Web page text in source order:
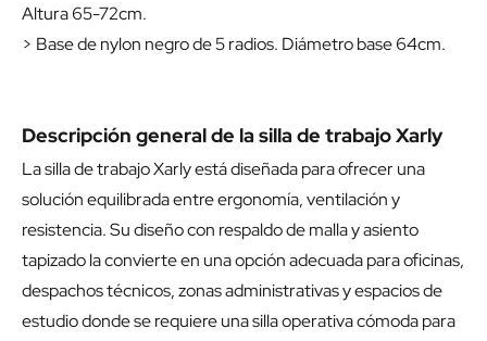
Altura 65-72cm.
> Base de nylon negro de 5 radios. Diámetro base 64cm.
Descripción general de la silla de trabajo Xarly
La silla de trabajo Xarly está diseñada para ofrecer una
solución equilibrada entre ergonomía, ventilación y
resistencia. Su diseño con respaldo de malla y asiento
tapizado la convierte en una opción adecuada para oficinas,
despachos técnicos, zonas administrativas y espacios de
estudio donde se requiere una silla operativa cómoda para